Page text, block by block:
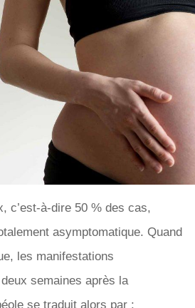
c’est-à-dire 50 % des cas,
asymptomatique. Quand
les manifestations
semaines après la
se traduit alors par :